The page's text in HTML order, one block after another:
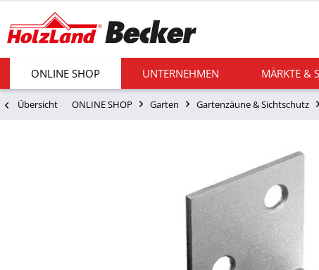
ONLINE SHOP UNTERNEHMEN MÄRKTE &
Übersicht ONLINE SHOP Garten Gartenzäune & Sichtschutz